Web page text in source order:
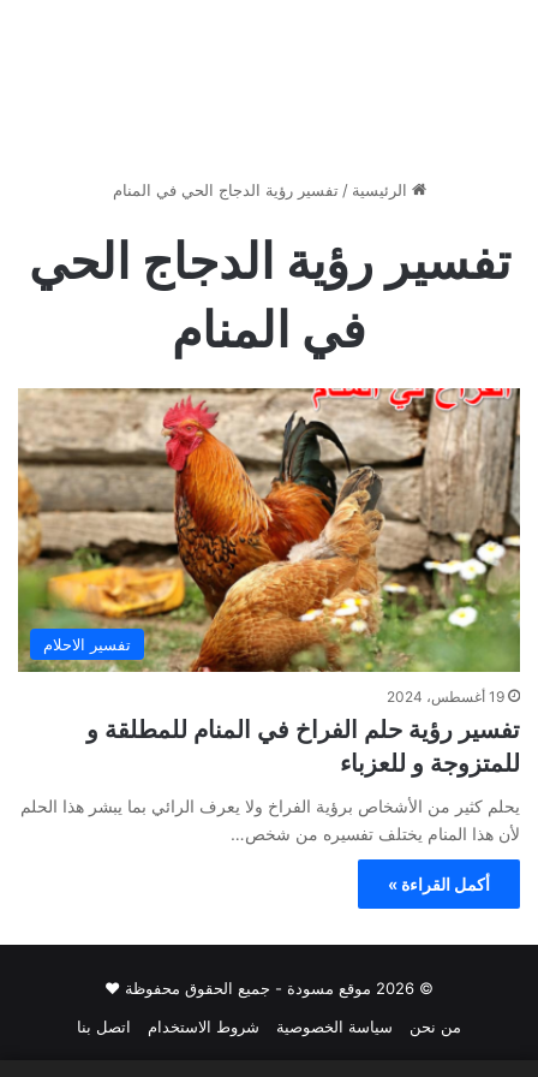
الرئيسية / تفسير رؤية الدجاج الحي في المنام
تفسير رؤية الدجاج الحي
في المنام
تفسير الاحلام
19 أغسطس، 2024
تفسير رؤية حلم الفراخ في المنام للمطلقة و
للمتزوجة و للعزباء
يحلم كثير من الأشخاص برؤية الفراخ ولا يعرف الرائي بما يبشر هذا الحلم
لأن هذا المنام يختلف تفسيره من شخص…
أكمل القراءة »
© 2026 موقع مسودة - جميع الحقوق محفوظة ♥
من نحن
سياسة الخصوصية شروط الاستخدام اتصل بنا